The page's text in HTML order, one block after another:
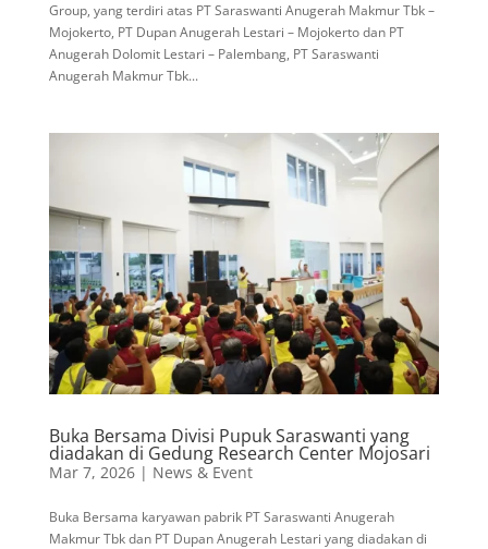
Group, yang terdiri atas PT Saraswanti Anugerah Makmur Tbk –
Mojokerto, PT Dupan Anugerah Lestari – Mojokerto dan PT
Anugerah Dolomit Lestari – Palembang, PT Saraswanti
Anugerah Makmur Tbk...
Buka Bersama Divisi Pupuk Saraswanti yang
diadakan di Gedung Research Center Mojosari
Mar 7, 2026| News & Event
Buka Bersama karyawan pabrik PT Saraswanti Anugerah
Makmur Tbk dan PT Dupan Anugerah Lestari yang diadakan di